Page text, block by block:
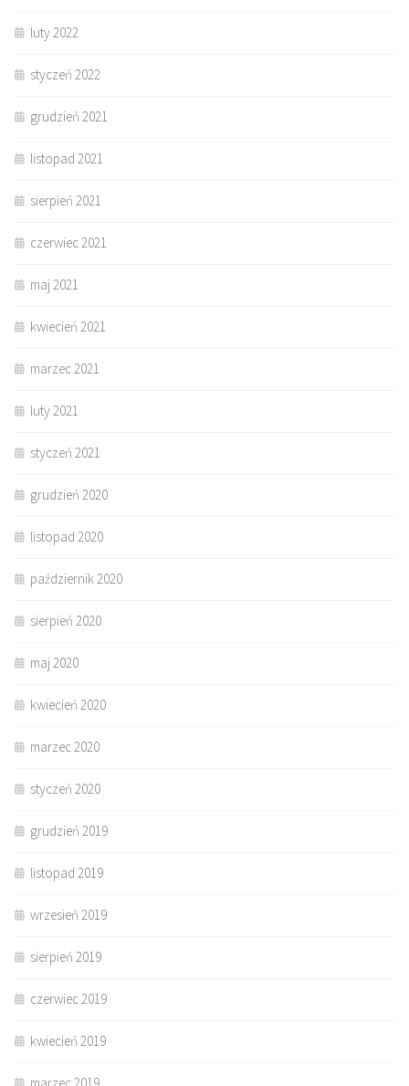
luty 2022
styczeń 2022
grudzień 2021
listopad 2021
sierpień 2021
czerwiec 2021
maj 2021
kwiecień 2021
marzec 2021
luty 2021
styczeń 2021
grudzień 2020
listopad 2020
październik 2020
sierpień 2020
maj 2020
kwiecień 2020
marzec 2020
styczeń 2020
grudzień 2019
listopad 2019
wrzesień 2019
sierpień 2019
czerwiec 2019
kwiecień 2019